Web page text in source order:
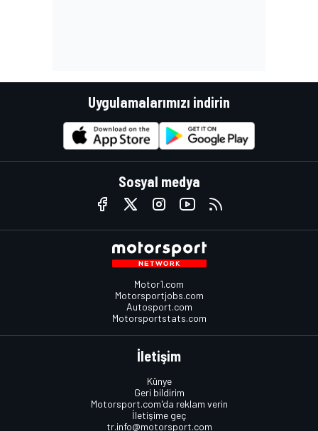
Uygulamalarımızı indirin
Sosyal medya
Motor1.com
Motorsportjobs.com
Autosport.com
Motorsportstats.com
İletişim
Künye
Geri bildirim
Motorsport.com'da reklam verin
İletişime geç
tr.info@motorsport.com